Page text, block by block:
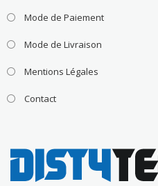
Mode de Paiement
Mode de Livraison
Mentions Légales
Contact